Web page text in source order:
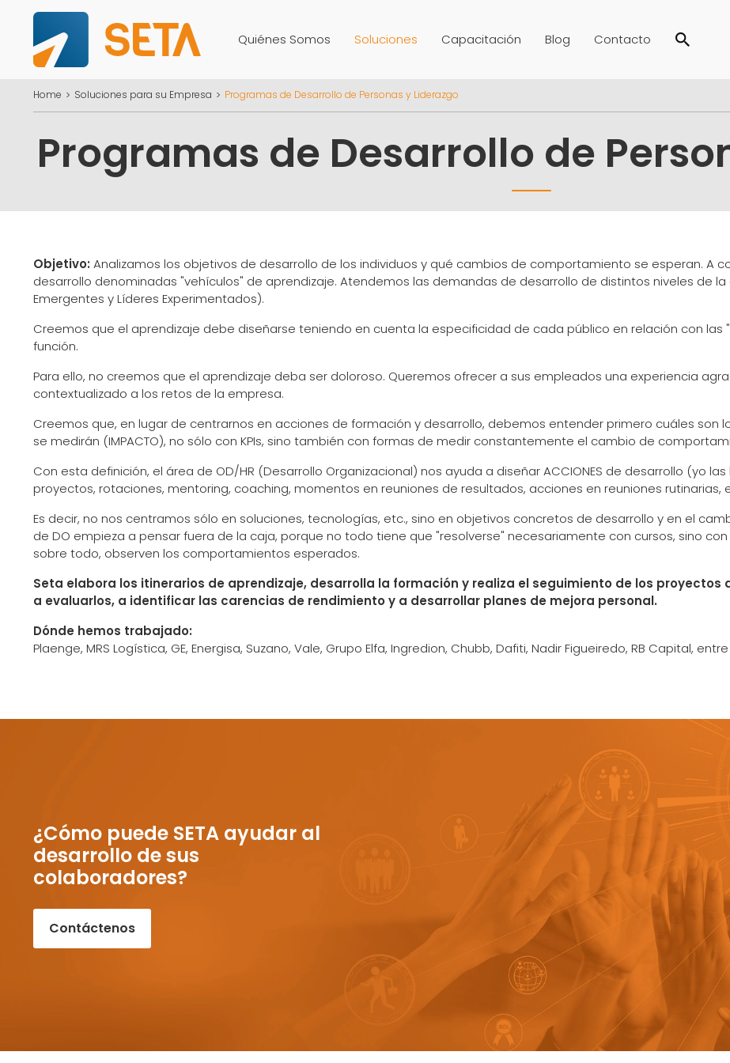
Quiénes Somos Soluciones Capacitación Blog Contacto
Home Soluciones para su Empresa Programas de Desarrollo de Personas y Liderazgo
Programas de Desarrollo de
Objetivo: Analizamos los objetivos de desarrollo de los individuos y qué cambios de comportamiento se esperan. A
desarrollo denominadas "vehículos" de aprendizaje. Atendemos las demandas de desarrollo de distintos niveles de
Emergentes y Líderes Experimentados).
Creemos que el aprendizaje debe diseñarse teniendo en cuenta la especificidad de cada público en relación con
función.
Para ello, no creemos que el aprendizaje deba ser doloroso. Queremos ofrecer a sus empleados una experiencia
contextualizado a los retos de la empresa.
Creemos que, en lugar de centrarnos en acciones de formación y desarrollo, debemos entender primero cuáles son
se medirán (IMPACTO), no sólo con KPIs, sino también con formas de medir constantemente el cambio de
Con esta definición, el área de OD/HR (Desarrollo Organizacional) nos ayuda a diseñar ACCIONES de desarrollo (yo
proyectos, rotaciones, mentoring, coaching, momentos en reuniones de resultados, acciones en reuniones rutinarias,
Es decir, no nos centramos sólo en soluciones, tecnologías, etc., sino en objetivos concretos de desarrollo y en el
de DO empieza a pensar fuera de la caja, porque no todo tiene que "resolverse" necesariamente con cursos, sino
sobre todo, observen los comportamientos esperados.
Seta elabora los itinerarios de aprendizaje, desarrolla la formación y realiza el seguimiento de los
a evaluarlos, a identificar las carencias de rendimiento y a desarrollar planes de mejora personal.
Dónde hemos trabajado:
Plaenge, MRS Logística, GE, Energisa, Suzano, Vale, Grupo Elfa, Ingredion, Chubb, Dafiti, Nadir Figueiredo, RB Capital,
¿Cómo puede SETA ayudar al
desarrollo de sus
colaboradores?
Contáctenos